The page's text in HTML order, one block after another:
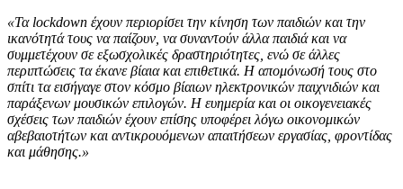
«Τα lockdown έχουν περιορίσει την κίνηση των παιδιών και την
ικανότητά τους να παίζουν, να συναντούν άλλα παιδιά και να
συμμετέχουν σε εξωσχολικές δραστηριότητες, ενώ σε άλλες
περιπτώσεις τα έκανε βίαια και επιθετικά. Η απομόνωσή τους στο
σπίτι τα εισήγαγε στον κόσμο βίαιων ηλεκτρονικών παιχνιδιών και
παράξενων μουσικών επιλογών. Η ευημερία και οι οικογενειακές
σχέσεις των παιδιών έχουν επίσης υποφέρει λόγω οικονομικών
αβεβαιοτήτων και αντικρουόμενων απαιτήσεων εργασίας, φροντίδας
και μάθησης.»